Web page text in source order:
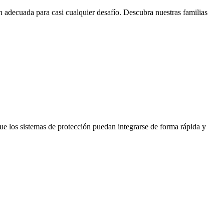
para casi cualquier desafío. Descubra nuestras familias
los sistemas de protección puedan integrarse de forma rápida y